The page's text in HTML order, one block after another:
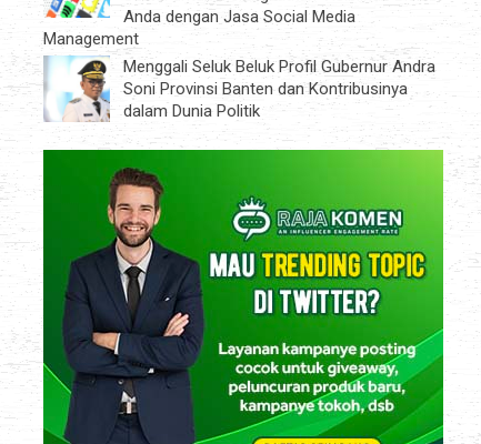
Anda dengan Jasa Social Media
Management
Menggali Seluk Beluk Profil Gubernur Andra
Soni Provinsi Banten dan Kontribusinya
dalam Dunia Politik